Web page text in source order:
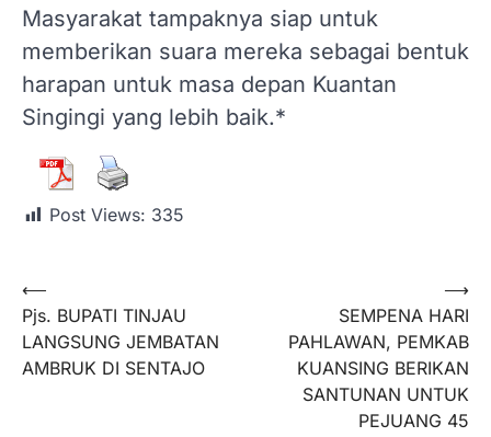
Masyarakat tampaknya siap untuk
memberikan suara mereka sebagai bentuk
harapan untuk masa depan Kuantan
Singingi yang lebih baik.*
Post Views: 335
⟵
Pjs. BUPATI TINJAU
LANGSUNG JEMBATAN
AMBRUK DI SENTAJO
SEMPENA HARI
PAHLAWAN, PEMKAB
KUANSING BERIKAN
SANTUNAN UNTUK
PEJUANG 45
⟶